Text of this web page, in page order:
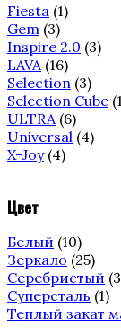
Fiesta (1)
Gem (3)
Inspire 2.0 (3)
LAVA (16)
Selection (3)
Selection Cube
ULTRA (6)
Universal (4)
X-Joy (4)
Цвет
Белый (10)
Зеркало (25)
Серебристый
Суперсталь (1)
Теплый закат